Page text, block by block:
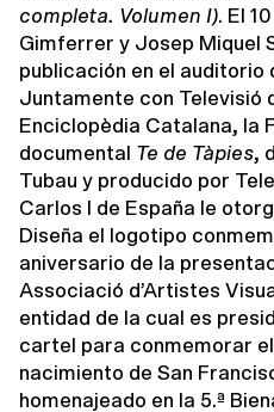
completa. Volumen I). El
Gimferrer y Josep Miquel
publicación en el auditorio
Juntamente con Televisió
Enciclopèdia Catalana, la
documental Te de Tàpies,
Tubau y producido por
Carlos I de España le
Diseña el logotipo
aniversario de la
Associació d’Artistes
entidad de la cual es
cartel para conmemorar
nacimiento de San
homenajeado en la 5.ª